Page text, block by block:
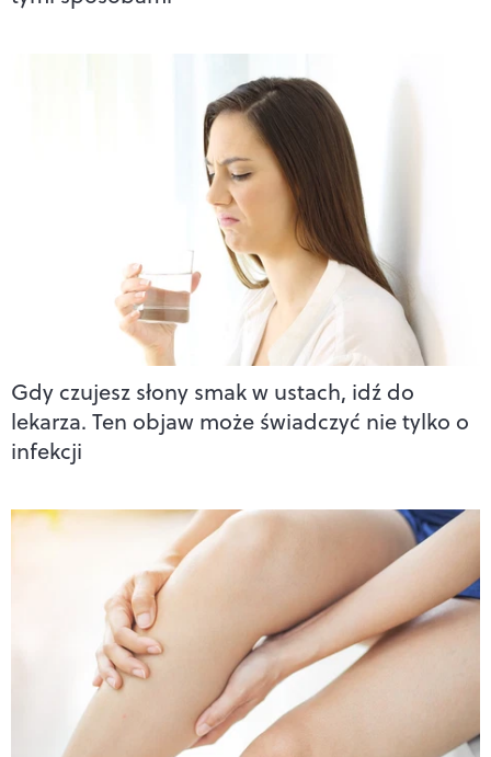
Gdy czujesz słony smak w ustach, idź do
lekarza. Ten objaw może świadczyć nie tylko o
infekcji